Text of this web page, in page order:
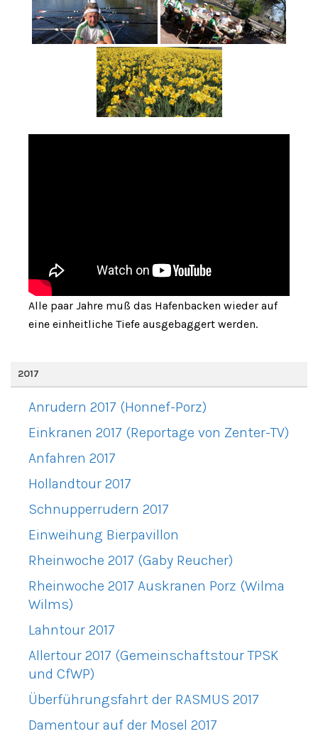
Alle paar Jahre muß das Hafenbacken wieder auf
eine einheitliche Tiefe ausgebaggert werden.
2017
Anrudern 2017 (Honnef-Porz)
Einkranen 2017 (Reportage von Zenter-TV)
Anfahren 2017
Hollandtour 2017
Schnupperrudern 2017
Einweihung Bierpavillon
Rheinwoche 2017 (Gaby Reucher)
Rheinwoche 2017 Auskranen Porz (Wilma
Wilms)
Lahntour 2017
Allertour 2017 (Gemeinschaftstour TPSK
und CfWP)
Überführungsfahrt der RASMUS 2017
Damentour auf der Mosel 2017